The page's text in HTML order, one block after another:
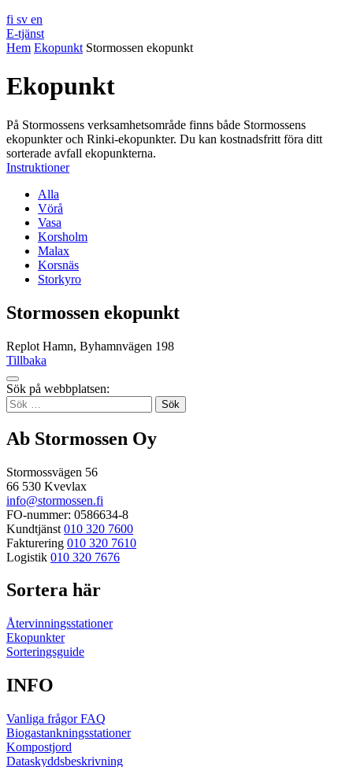
fi sv en
E-tjänst
Hem Ekopunkt Stormossen ekopunkt
Ekopunkt
På Stormossens verksamhetsområde finns både Stormossens
ekopunkter och Rinki-ekopunkter. Du kan kostnadsfritt föra ditt
sorterade avfall ekopunkterna.
Instruktioner
Alla
Vörå
Vasa
Korsholm
Malax
Korsnäs
Storkyro
Stormossen ekopunkt
Replot Hamn, Byhamnvägen 198
Tillbaka
Tillbaka
up
Sök på webbplatsen:
Sök
efter:
Ab Stormossen Oy
Stormossvägen 56
66 530 Kvevlax
info@stormossen.fi
FO-nummer: 0586634-8
Kundtjänst 010 320 7600
Fakturering 010 320 7610
Logistik 010 320 7676
Sortera här
Återvinningsstationer
Ekopunkter
Sorteringsguide
INFO
Vanliga frågor FAQ
Biogastankningsstationer
Kompostjord
Dataskyddsbeskrivning